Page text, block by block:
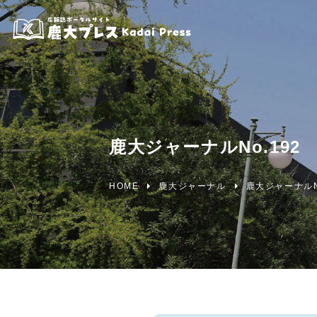
鹿大ジャーナルNo.192
HOME 鹿大ジャーナル 鹿大ジャーナ